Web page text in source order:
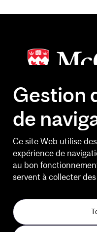
Gestion
de
Ce site Web utilise
expérience de
au bon
servent à collecter
HEURES
Lundi au vendredi
6 h 30 à 20 h 30
Fins de semaine
10 h à 14 h 30
Jours feriés et le
l'expérience client